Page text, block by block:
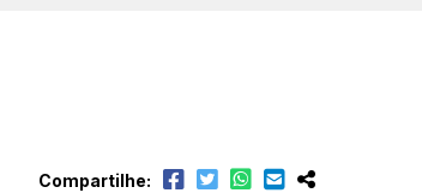
Compartilhe: